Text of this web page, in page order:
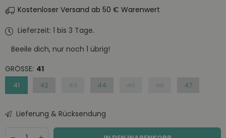
Kostenloser Versand ab 50 € Warenwert
Lieferzeit: 1 bis 3 Tage.
Beeile dich, nur noch 1 übrig!
GRÖSSE: 41
41 42 43 44 45 46 47
Lieferung & Rücksendung